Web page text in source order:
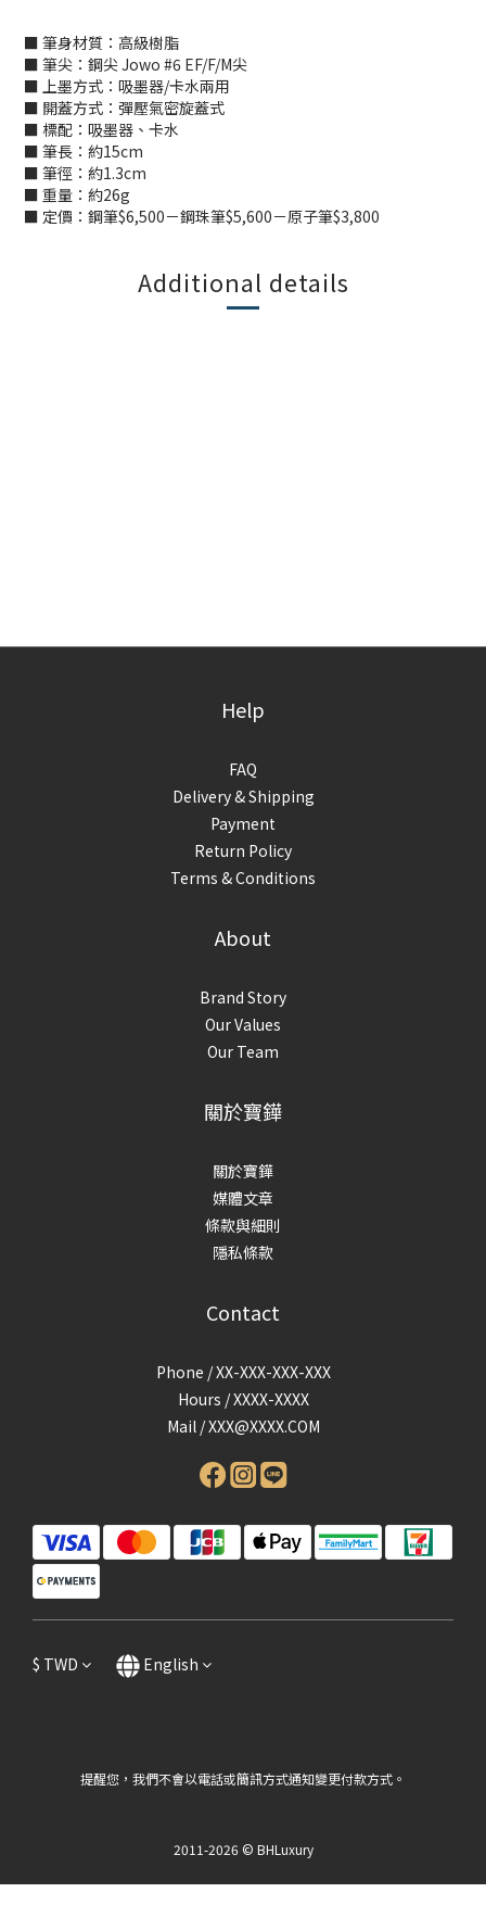
■ 筆身材質：高級樹脂
■ 筆尖：鋼尖 Jowo #6 EF/F/M尖
■ 上墨方式：吸墨器/卡水兩用
■ 開蓋方式：彈壓氣密旋蓋式
■ 標配：吸墨器、卡水
■ 筆長：約15cm
■ 筆徑：約1.3cm
■ 重量：約26g
■ 定價：鋼筆$6,500－鋼珠筆$5,600－原子筆$3,800
Additional details
Help
FAQ
Delivery & Shipping
Payment
Return Policy
Terms & Conditions
About
Brand Story
Our Values
Our Team
關於寶鏵
關於寶鏵
媒體文章
條款與細則
隱私條款
Contact
Phone / XX-XXX-XXX-XXX
Hours / XXXX-XXXX
Mail /XXX@XXXX.COM
$ TWD English
提醒您，我們不會以電話或簡訊方式通知變更付款方式。
2011-2026 © BHLuxury